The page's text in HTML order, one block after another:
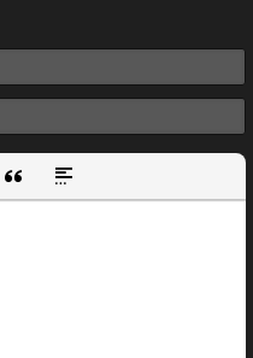
смайликцитаты
Вставка спойлера